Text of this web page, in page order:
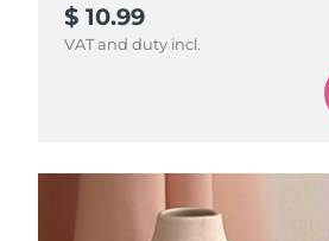
$ 10.99
VAT and duty incl.
$ 37 $ 43.96
VAT and duty incl.
$ 65 $ 87.92
VAT and duty incl.
$ 85 $ 131.88
VAT and duty incl.